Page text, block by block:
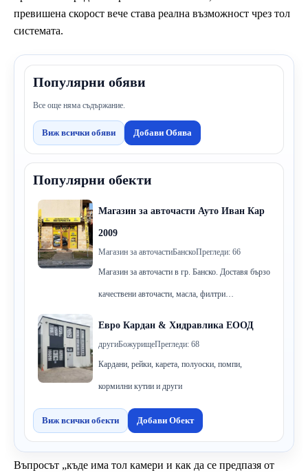
превишена скорост вече става реална възможност чрез тол
системата.
Популярни обяви
Все още няма съдържание.
Виж всички обяви Добави Обява
Популярни обекти
Магазин за авточасти Ауто Иван Кар
2009
Магазин за авточастиБанскоПрегледи: 66
Магазин за авточасти в гр. Банско. Доставя бързо
качествени авточасти, масла, филтри…
Евро Кардан & Хидравлика ЕООД
другиБожурищеПрегледи: 68
Кардани, рейки, карета, полуоски, помпи,
кормилни кутии и други
Виж всички обекти Добави Обект
Въпросът „къде има тол камери и как да се предпазя от